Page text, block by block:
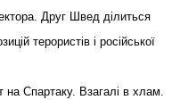
Друг Швед ділиться
терористів і російської
на Спартаку. Взагалі в хлам.